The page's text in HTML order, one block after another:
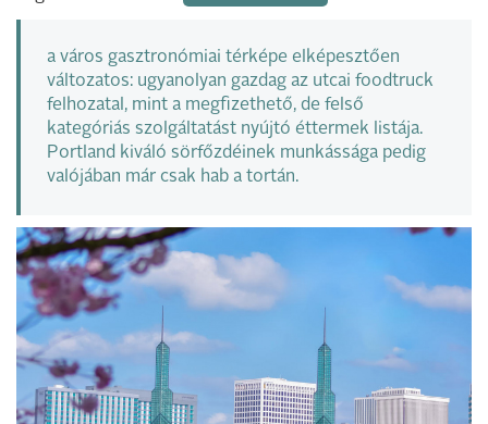
a város gasztronómiai térképe elképesztően
változatos: ugyanolyan gazdag az utcai foodtruck
felhozatal, mint a megfizethető, de felső
kategóriás szolgáltatást nyújtó éttermek listája.
Portland kiváló sörfőzdéinek munkássága pedig
valójában már csak hab a tortán.